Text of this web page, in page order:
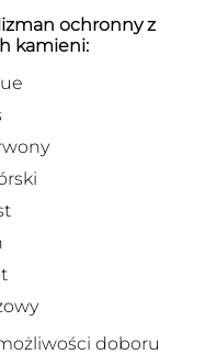
ochronny z
kamieni:
doboru